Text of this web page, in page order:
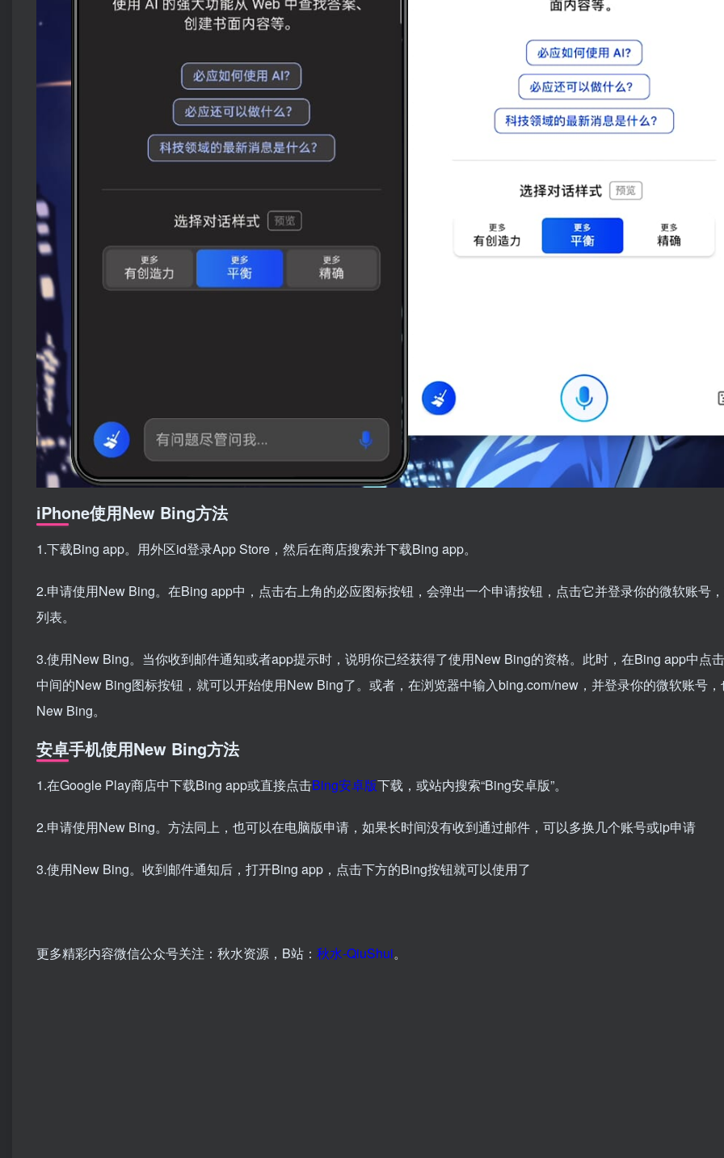
iPhone使用New Bing方法
1.下载Bing app。用外区id登录App Store，然后在商店搜索并下载Bing app。
2.申请使用New Bing。在Bing app中，点击右上角的必应图标按钮，会弹出一个申请按钮，点击它并登录你的微软账号
列表。
3.使用New Bing。当你收到邮件通知或者app提示时，说明你已经获得了使用New Bing的资格。此时，在Bing app中点
中间的New Bing图标按钮，就可以开始使用New Bing了。或者，在浏览器中输入bing.com/new，并登录你的微软账号
New Bing。
安卓手机使用New Bing方法
1.在Google Play商店中下载Bing app或直接点击Bing安卓版下载，或站内搜索“Bing安卓版”。
2.申请使用New Bing。方法同上，也可以在电脑版申请，如果长时间没有收到通过邮件，可以多换几个账号或ip申请
3.使用New Bing。收到邮件通知后，打开Bing app，点击下方的Bing按钮就可以使用了
更多精彩内容微信公众号关注：秋水资源，B站： 秋水-QiuShui。